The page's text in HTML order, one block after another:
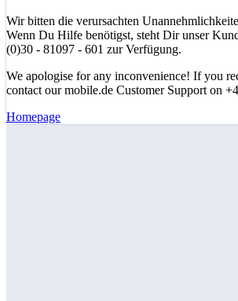
Wir bitten die verursachten
Wenn Du Hilfe benötigst, steht Dir unser
(0)30 - 81097 - 601 zur Verfügung.
We apologise for any inconvenience! If you
contact our mobile.de Customer Support on
Homepage